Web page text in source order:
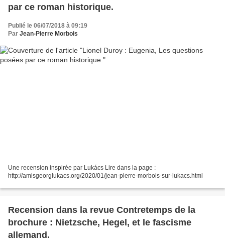
par ce roman historique.
Publié le 06/07/2018 à 09:19
Par Jean-Pierre Morbois
Une recension inspirée par Lukács Lire dans la page :
http://amisgeorglukacs.org/2020/01/jean-pierre-morbois-sur-lukacs.html
Recension dans la revue Contretemps de la
brochure : Nietzsche, Hegel, et le fascisme
allemand.